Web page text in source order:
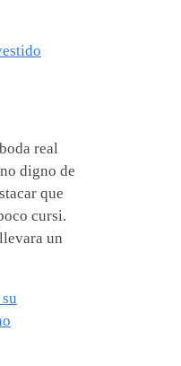
real
digno de
que
cursi.
un